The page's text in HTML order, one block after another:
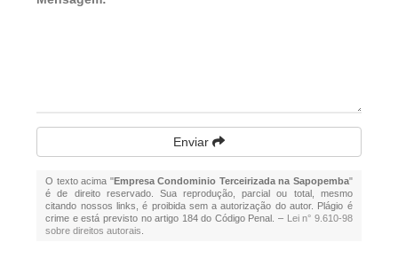
Enviar
O texto acima "Empresa Condominio Terceirizada na Sapopemba"
é de direito reservado. Sua reprodução, parcial ou total, mesmo
citando nossos links, é proibida sem a autorização do autor. Plágio é
crime e está previsto no artigo 184 do Código Penal. – Lei n° 9.610-98
sobre direitos autorais